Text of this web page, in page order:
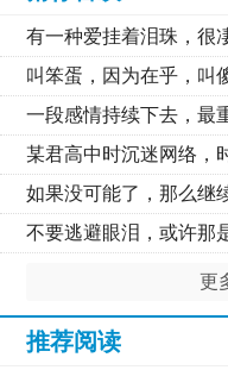
有一种爱挂着泪珠，很
叫笨蛋，因为在乎，叫
一段感情持续下去，最
某君高中时沉迷网络，
如果没可能了，那么继
不要逃避眼泪，或许那
更
推荐阅读